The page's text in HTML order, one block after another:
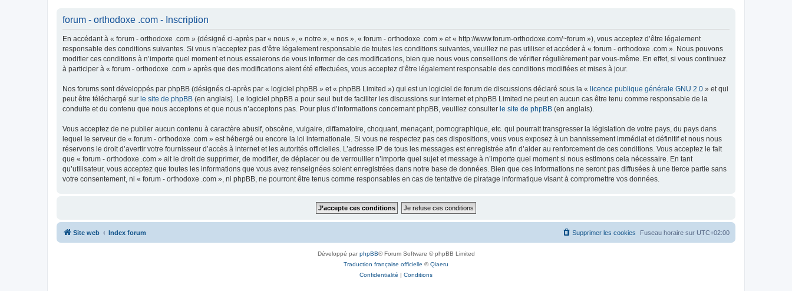
forum - orthodoxe .com - Inscription
En accédant à « forum - orthodoxe .com » (désigné ci-après par « nous », « notre », « nos », « forum - orthodoxe .com » et « http://www.forum-orthodoxe.com/~forum »), vous acceptez d’être légalement
responsable des conditions suivantes. Si vous n’acceptez pas d’être légalement responsable de toutes les conditions suivantes, veuillez ne pas utiliser et accéder à « forum - orthodoxe .com ». Nous pouvons
modifier ces conditions à n’importe quel moment et nous essaierons de vous informer de ces modifications, bien que nous vous conseillons de vérifier régulièrement par vous-même. En effet, si vous continuez
à participer à « forum - orthodoxe .com » après que des modifications aient été effectuées, vous acceptez d’être légalement responsable des conditions modifiées et mises à jour.
Nos forums sont développés par phpBB (désignés ci-après par « logiciel phpBB » et « phpBB Limited ») qui est un logiciel de forum de discussions déclaré sous la « licence publique générale GNU 2.0 » et qui
peut être téléchargé sur le site de phpBB (en anglais). Le logiciel phpBB a pour seul but de faciliter les discussions sur internet et phpBB Limited ne peut en aucun cas être tenu comme responsable de la
conduite et du contenu que nous acceptons et que nous n’acceptons pas. Pour plus d’informations concernant phpBB, veuillez consulter le site de phpBB (en anglais).
Vous acceptez de ne publier aucun contenu à caractère abusif, obscène, vulgaire, diffamatoire, choquant, menaçant, pornographique, etc. qui pourrait transgresser la législation de votre pays, du pays dans
lequel le serveur de « forum - orthodoxe .com » est hébergé ou encore la loi internationale. Si vous ne respectez pas ces dispositions, vous vous exposez à un bannissement immédiat et définitif et nous nous
réservons le droit d’avertir votre fournisseur d’accès à internet et les autorités officielles. L’adresse IP de tous les messages est enregistrée afin d’aider au renforcement de ces conditions. Vous acceptez le fait
que « forum - orthodoxe .com » ait le droit de supprimer, de modifier, de déplacer ou de verrouiller n’importe quel sujet et message à n’importe quel moment si nous estimons cela nécessaire. En tant
qu’utilisateur, vous acceptez que toutes les informations que vous avez renseignées soient enregistrées dans notre base de données. Bien que ces informations ne seront pas diffusées à une tierce partie sans
votre consentement, ni « forum - orthodoxe .com », ni phpBB, ne pourront être tenus comme responsables en cas de tentative de piratage informatique visant à compromettre vos données.
Site web Index forum Fuseau horaire sur UTC+02:00
Supprimer les cookies
Développé parphpBB® Forum Software © phpBB Limited
Traduction française officielle ©Qiaeru
Confidentialité | Conditions